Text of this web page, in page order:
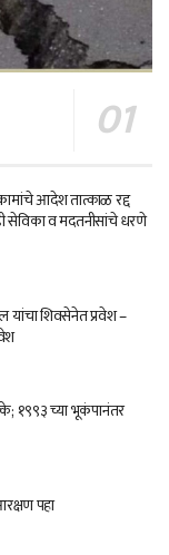
आदेश तात्काळ रद्द
सेविका व मदतनीसांचे धरणे
यांचा शिवसेनेत प्रवेश –
१९९३ च्या भूकंपानंतर
पहा